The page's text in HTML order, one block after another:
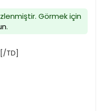
Görmek için
.
TD]